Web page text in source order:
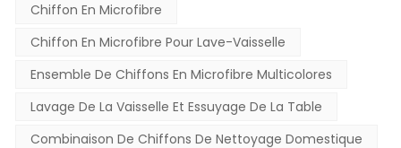
Chiffon En Microfibre
Chiffon En Microfibre Pour Lave-Vaisselle
Ensemble De Chiffons En Microfibre Multicolores
Lavage De La Vaisselle Et Essuyage De La Table
Combinaison De Chiffons De Nettoyage Domestique